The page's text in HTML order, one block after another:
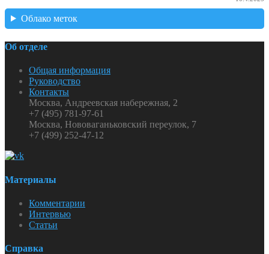
Облако меток
Об отделе
Общая информация
Руководство
Контакты
Москва, Андреевская набережная, 2
+7 (495) 781-97-61
Москва, Нововаганьковский переулок, 7
+7 (499) 252-47-12
Материалы
Комментарии
Интервью
Статьи
Справка